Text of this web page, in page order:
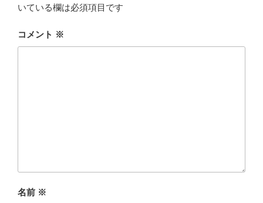
いている欄は必須項目です
コメント ※
名前 ※